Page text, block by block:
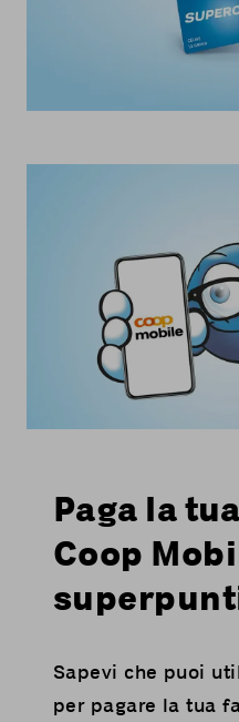
Paga la
Coop
Sapevi che puoi
per pagare la tua